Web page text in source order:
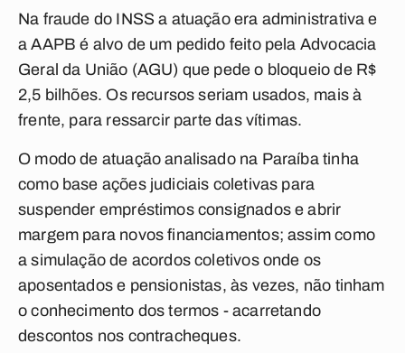
Na fraude do INSS a atuação era administrativa e
a AAPB é alvo de um pedido feito pela Advocacia
Geral da União (AGU) que pede o bloqueio de R$
2,5 bilhões. Os recursos seriam usados, mais à
frente, para ressarcir parte das vítimas.
O modo de atuação analisado na Paraíba tinha
como base ações judiciais coletivas para
suspender empréstimos consignados e abrir
margem para novos financiamentos; assim como
a simulação de acordos coletivos onde os
aposentados e pensionistas, às vezes, não tinham
o conhecimento dos termos - acarretando
descontos nos contracheques.